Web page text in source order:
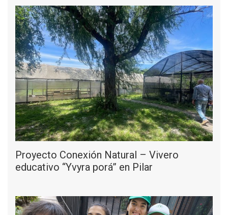
Proyecto Conexión Natural – Vivero
educativo “Yvyra porá” en Pilar